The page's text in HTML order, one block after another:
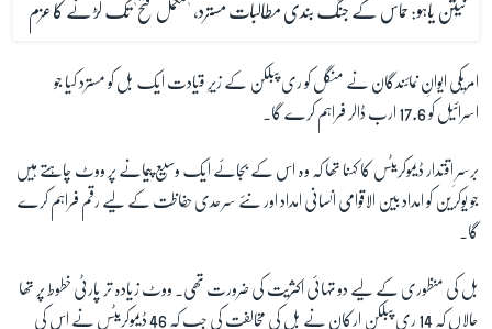
نیتن یاہو: حماس کے جنگ بندی مطالبات مسترد، 'مکمل فتح' تک لڑنے کا عزم
امریکی ایوانِ نمائندگان نے منگل کو ری پبلکن کے زیرِ قیادت ایک بل کو مسترد کیا جو
اسرائیل کو 17.6 ارب ڈالر فراہم کرے گا۔
برسرِ اقتدار ڈیموکریٹس کا کہنا تھا کہ وہ اس کے بجائے ایک وسیع پیمانے پر ووٹ چاہتے ہیں
جو یوکرین کو امداد بین الاقوامی انسانی امداد اور نئے سرحدی حفاظت کے لیے رقم فراہم کرے
گا۔
بل کی منظوری کے لیے دو تہائی اکثریت کی ضرورت تھی۔ ووٹ زیادہ تر پارٹی خطوط پر تھا
حالاں کہ 14 ری پبلکن ارکان نے بل کی مخالفت کی جب کہ 46 ڈیموکریٹس نے اس کی